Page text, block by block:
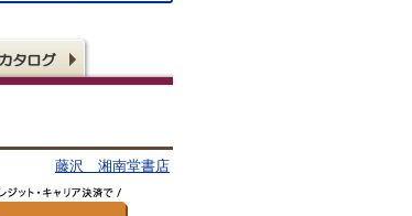
藤沢 湘南堂書店